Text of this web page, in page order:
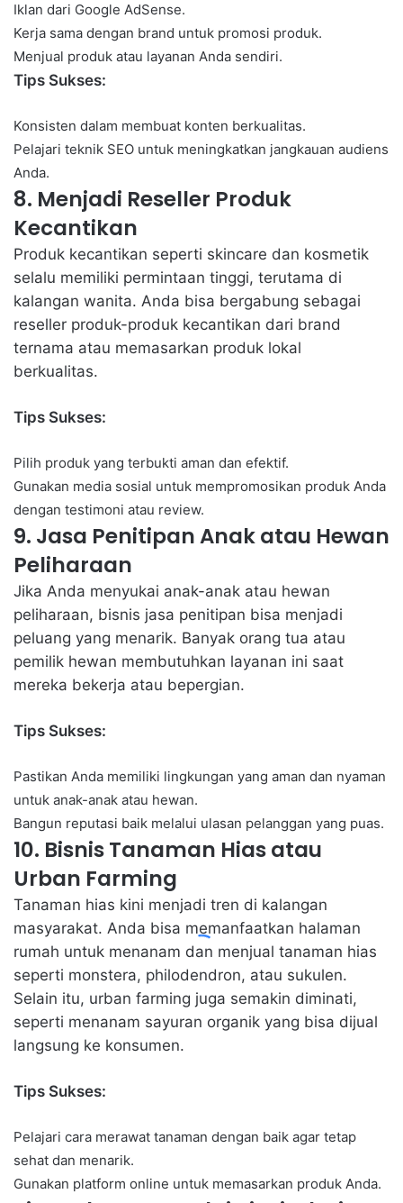
Iklan dari Google AdSense.
Kerja sama dengan brand untuk promosi produk.
Menjual produk atau layanan Anda sendiri.
Tips Sukses:
Konsisten dalam membuat konten berkualitas.
Pelajari teknik SEO untuk meningkatkan jangkauan audiens
Anda.
8. Menjadi Reseller Produk
Kecantikan
Produk kecantikan seperti skincare dan kosmetik
selalu memiliki permintaan tinggi, terutama di
kalangan wanita. Anda bisa bergabung sebagai
reseller produk-produk kecantikan dari brand
ternama atau memasarkan produk lokal
berkualitas.
Tips Sukses:
Pilih produk yang terbukti aman dan efektif.
Gunakan media sosial untuk mempromosikan produk Anda
dengan testimoni atau review.
9. Jasa Penitipan Anak atau Hewan
Peliharaan
Jika Anda menyukai anak-anak atau hewan
peliharaan, bisnis jasa penitipan bisa menjadi
peluang yang menarik. Banyak orang tua atau
pemilik hewan membutuhkan layanan ini saat
mereka bekerja atau bepergian.
Tips Sukses:
Pastikan Anda memiliki lingkungan yang aman dan nyaman
untuk anak-anak atau hewan.
Bangun reputasi baik melalui ulasan pelanggan yang puas.
10. Bisnis Tanaman Hias atau
Urban Farming
Tanaman hias kini menjadi tren di kalangan
masyarakat. Anda bisa memanfaatkan halaman
rumah untuk menanam dan menjual tanaman hias
seperti monstera, philodendron, atau sukulen.
Selain itu, urban farming juga semakin diminati,
seperti menanam sayuran organik yang bisa dijual
langsung ke konsumen.
Tips Sukses:
Pelajari cara merawat tanaman dengan baik agar tetap
sehat dan menarik.
Gunakan platform online untuk memasarkan produk Anda.